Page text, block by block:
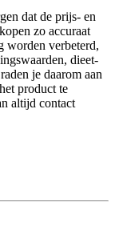
dat de prijs- en
zo accuraat
worden verbeterd,
dieet-
je daarom aan
product te
altijd contact